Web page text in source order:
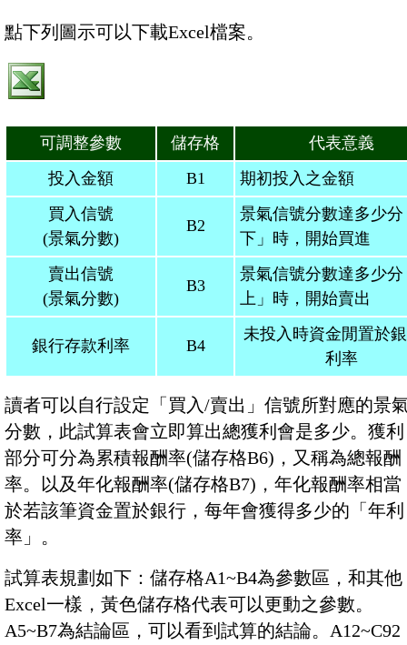
點下列圖示可以下載Excel檔案。
可調整參數 儲存格
代表意義
投入金額
B1
期初投入之金額
買入信號
(景氣分數)
B2
景氣信號分數達多少分
下」時，開始買進
賣出信號
(景氣分數)
B3
景氣信號分數達多少分
上」時，開始賣出
銀行存款利率 B4
未投入時資金閒置於
利率
讀者可以自行設定「買入/賣出」信號所對應的景
分數，此試算表會立即算出總獲利會是多少。獲利
部分可分為累積報酬率(儲存格B6)，又稱為總報酬
率。以及年化報酬率(儲存格B7)，年化報酬率相當
於若該筆資金置於銀行，每年會獲得多少的「年利
率」。
試算表規劃如下：儲存格A1~B4為參數區，和其他
Excel一樣，黃色儲存格代表可以更動之參數。
A5~B7為結論區，可以看到試算的結論。A12~C92